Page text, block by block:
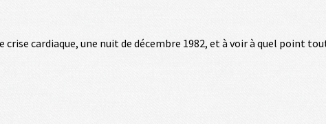
crise cardiaque, une nuit de décembre 1982, et à voir à quel point